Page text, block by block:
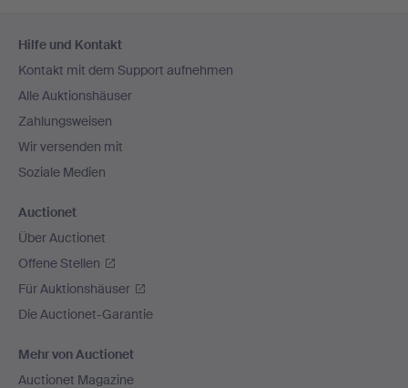
Navigation
Hilfe und Kontakt
Kontakt mit dem Support aufnehmen
Alle Auktionshäuser
Zahlungsweisen
Wir versenden mit
Soziale Medien
Auctionet
Über Auctionet
Offene Stellen
Für Auktionshäuser
Die Auctionet-Garantie
Mehr von Auctionet
Auctionet Magazine